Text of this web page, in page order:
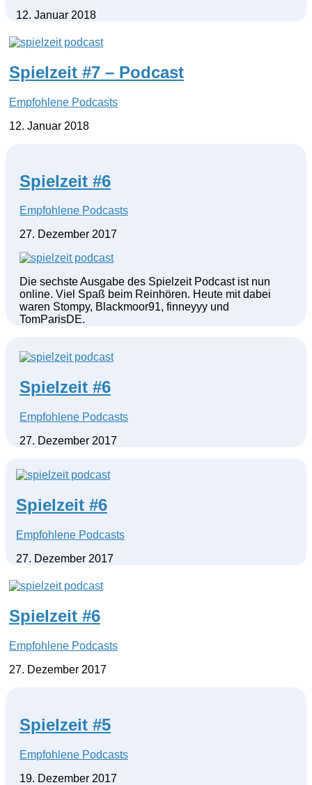
12. Januar 2018
Spielzeit #7 – Podcast
Empfohlene Podcasts
12. Januar 2018
Spielzeit #6
Empfohlene Podcasts
27. Dezember 2017
Die sechste Ausgabe des Spielzeit Podcast ist nun
online. Viel Spaß beim Reinhören. Heute mit dabei
waren Stompy, Blackmoor91, finneyyy und
TomParisDE.
Spielzeit #6
Empfohlene Podcasts
27. Dezember 2017
Spielzeit #6
Empfohlene Podcasts
27. Dezember 2017
Spielzeit #6
Empfohlene Podcasts
27. Dezember 2017
Spielzeit #5
Empfohlene Podcasts
19. Dezember 2017